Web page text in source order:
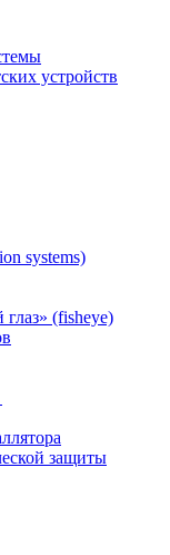
устройств
systems)
(fisheye)
защиты